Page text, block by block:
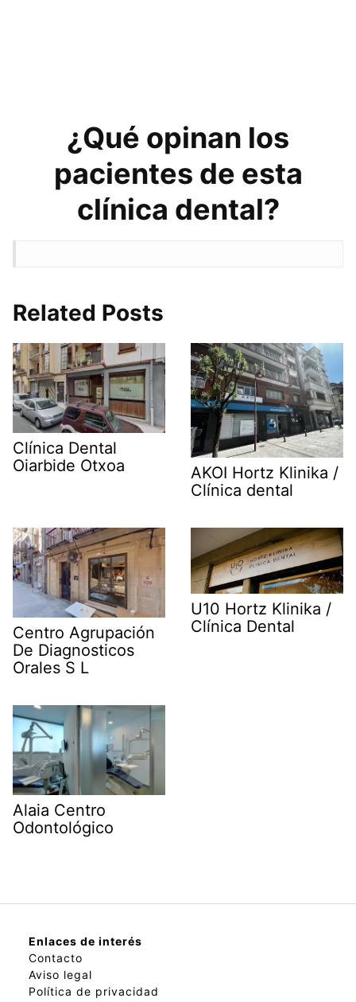
¿Qué opinan los
pacientes de esta
clínica dental?
Related Posts
Clínica Dental
Oiarbide Otxoa
AKOI Hortz Klinika /
Clínica dental
Centro Agrupación
De Diagnosticos
Orales S L
U10 Hortz Klinika /
Clínica Dental
Alaia Centro
Odontológico
Enlaces de interés
Contacto
Aviso legal
Política de privacidad